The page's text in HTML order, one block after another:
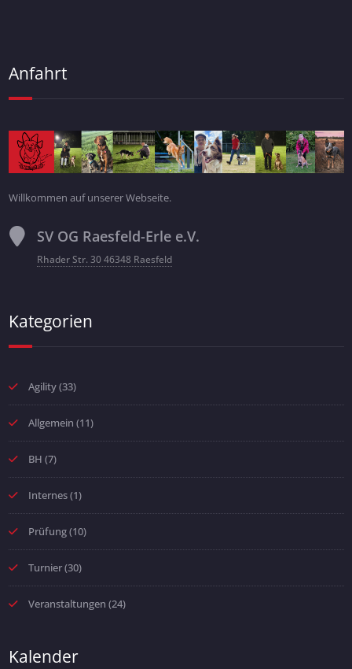
Anfahrt
Willkommen auf unserer Webseite.
SV OG Raesfeld-Erle e.V.
Rhader Str. 30 46348 Raesfeld
Kategorien
Agility(33)
Allgemein (11)
BH (7)
Internes(1)
Prüfung(10)
Turnier(30)
Veranstaltungen (24)
Kalender